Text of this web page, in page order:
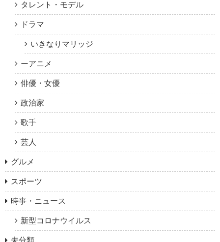
タレント・モデル
ドラマ
いきなりマリッジ
ーアニメ
俳優・女優
政治家
歌手
芸人
グルメ
スポーツ
時事・ニュース
新型コロナウイルス